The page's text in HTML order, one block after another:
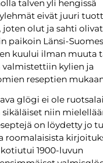
talven yli hengissä
eivät juuri
joten olut ja sahti olivat
paikoin Länsi-
kuului ilman muuta
kylien ja
reseptien
glögi ei ole
sikäläiset niin
on löydetty jo
roomalaisista
1900-luvun